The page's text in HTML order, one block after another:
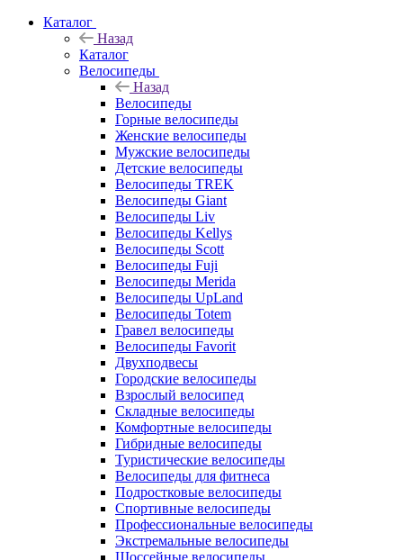
Каталог
Назад
Каталог
Велосипеды
Назад
Велосипеды
Горные велосипеды
Женские велосипеды
Мужские велосипеды
Детские велосипеды
Велосипеды TREK
Велосипеды Giant
Велосипеды Liv
Велосипеды Kellys
Велосипеды Scott
Велосипеды Fuji
Велосипеды Merida
Велосипеды UpLand
Велосипеды Totem
Гравел велосипеды
Велосипеды Favorit
Двухподвесы
Городские велосипеды
Взрослый велосипед
Складные велосипеды
Комфортные велосипеды
Гибридные велосипеды
Туристические велосипеды
Велосипеды для фитнеса
Подростковые велосипеды
Спортивные велосипеды
Профессиональные велосипеды
Экстремальные велосипеды
Шоссейные велосипеды